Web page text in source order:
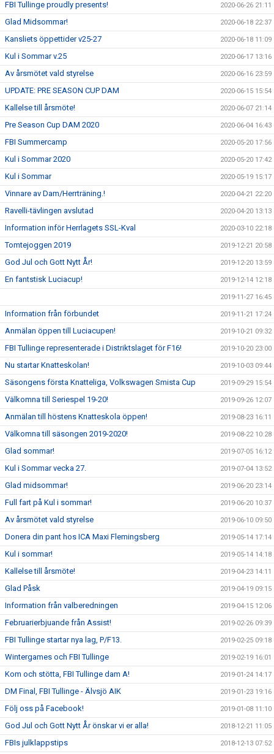
FBI Tullinge proudly presents! 2020-06-26 21:11
Glad Midsommar! 2020-06-18 22:37
Kansliets öppettider v25-27 2020-06-18 11:09
Kul i Sommar v.25 2020-06-17 13:16
Av årsmötet vald styrelse 2020-06-16 23:59
UPDATE: PRE SEASON CUP DAM 2020-06-15 15:54
Kallelse till årsmöte! 2020-06-07 21:14
Pre Season Cup DAM 2020 2020-06-04 16:43
FBI Summercamp 2020-05-20 17:56
Kul i Sommar 2020 2020-05-20 17:42
Kul i Sommar 2020-05-19 15:17
Vinnare av Dam/Herrträning.! 2020-04-21 22:20
Ravelli-tävlingen avslutad 2020-04-20 13:13
Information inför Herrlagets SSL-Kval 2020-03-10 22:18
Tomtejoggen 2019 2019-12-21 20:58
God Jul och Gott Nytt År! 2019-12-20 13:59
En fantstisk Luciacup! 2019-12-14 12:18
2019-11-27 16:45
Information från förbundet 2019-11-21 17:24
Anmälan öppen till Luciacupen! 2019-10-21 09:32
FBI Tullinge representerade i Distriktslaget för F16! 2019-10-20 23:00
Nu startar Knatteskolan! 2019-10-03 09:44
Säsongens första Knatteliga, Volkswagen Smista Cup 2019-09-29 15:54
Välkomna till Seriespel 19-20! 2019-09-26 12:07
Anmälan till höstens Knatteskola öppen! 2019-08-23 16:11
Välkomna till säsongen 2019-2020! 2019-08-22 10:28
Glad sommar! 2019-07-05 16:12
Kul i Sommar vecka 27. 2019-07-04 13:52
Glad midsommar! 2019-06-20 23:14
Full fart på Kul i sommar! 2019-06-20 10:37
Av årsmötet vald styrelse 2019-06-10 09:50
Donera din pant hos ICA Maxi Flemingsberg 2019-05-14 17:14
Kul i sommar! 2019-05-14 14:18
Kallelse till årsmöte! 2019-04-23 14:11
Glad Påsk 2019-04-19 09:15
Information från valberedningen 2019-04-15 12:06
Februarierbjuande från Assist! 2019-02-26 09:39
FBI Tullinge startar nya lag, P/F13. 2019-02-25 09:18
Wintergames och FBI Tullinge 2019-02-19 16:01
Kom och stötta, FBI Tullinge dam A! 2019-01-24 14:17
DM Final, FBI Tullinge - Älvsjö AIK 2019-01-23 19:16
Följ oss på Facebook! 2019-01-08 11:10
God Jul och Gott Nytt År önskar vi er alla! 2018-12-21 11:05
FBIs julklappstips 2018-12-13 07:52